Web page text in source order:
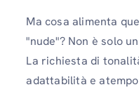
Ma cosa alimenta
"nude"? Non è solo
La richiesta di
adattabilità e